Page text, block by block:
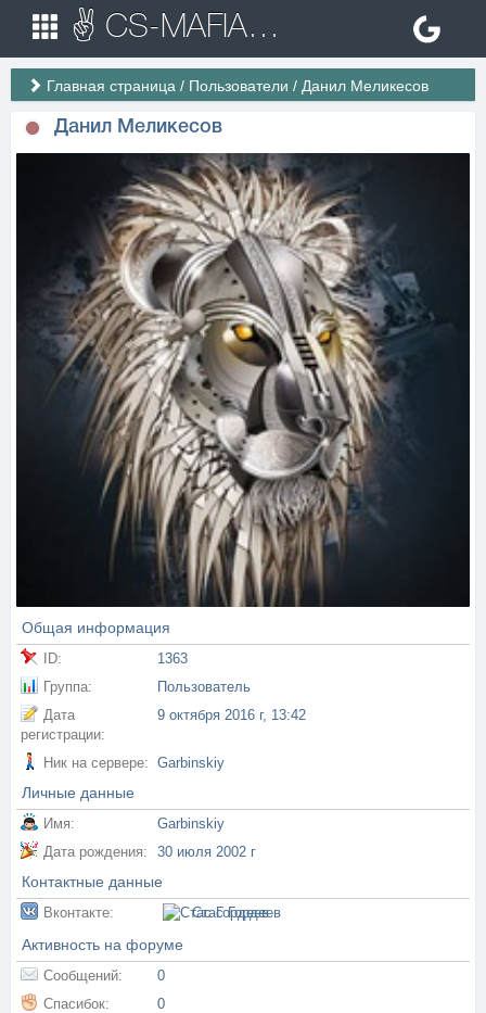
✌ CS-MAFIA.RU ✌ Игровые сервера Counter Strike 1.6
Главная страница / Пользователи / Данил Меликесов
Данил Меликесов
Общая информация
ID:
1363
Группа:
Пользователь
Дата
регистрации:
9 октября 2016 г, 13:42
Ник на сервере: Garbinskiy
Личные данные
Имя:
Garbinskiy
Дата рождения:
30 июля 2002 г
Контактные данные
Вконтакте: Стас Гордеев
Активность на форуме
Сообщений:
0
Спасибок:
0